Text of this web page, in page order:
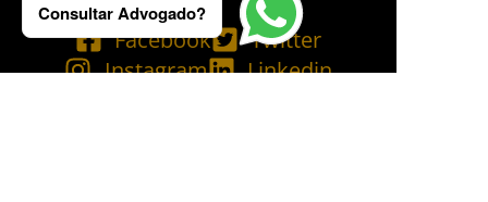
Facebook
Twitter
Instagram
Linkedin
Consultar Advogado?